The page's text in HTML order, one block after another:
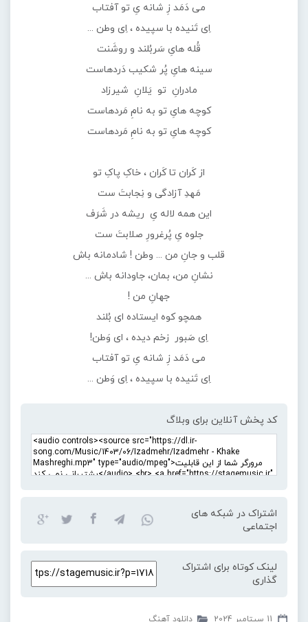
می دَمَد زِ شانه یِ تو آفتاب
اِی تَنیده با سپیده ، اِی وطن ...
قُله هایِ سَربُلند و روشَنت
سینه هایِ پُر شکیب دَردهاست
مادرانِ تو یَلانِ شیرزاد
کوچه هایِ تو به نامِ مَردهاست
کوچه هایِ تو به نامِ مَردهاست
از کَران تا کَران ، خاکِ پاکِ تو
مَهدِ آزادگی و نِجابتَ ست
این همه لاله یِ ریشه در شَرَف
جلوه یِ پُرغرورِ صلابتَ ست
قلب و جانِ من ... وطن ! شادمانه باش
نشانِ من، بمان، جاودانه باش ...
جهانِ من !
همچو کوه ایستاده ای بُلند
اِی صَبور زخم دیده ، ای وَطن!
می دَمَد زِ شانه یِ تو آفتاب
اِی تَنیده با سپیده ، اِی وَطن ...
کد پخش آنلاین برای وبلاگ
اشتراک در شبکه های
اجتماعی
لینک کوتاه برای اشتراک
گذاری
11 سپتامبر 2024 دانلود آهنگ